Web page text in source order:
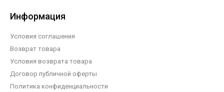
Информация
Условия соглашения
Возврат товара
Условия возврата товара
Договор публичной оферты
Политика конфиденциальности